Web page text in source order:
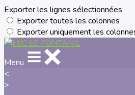
Exporter les lignes sélectionnées
Exporter toutes les colonnes
Exporter uniquement les
Menu
<
>